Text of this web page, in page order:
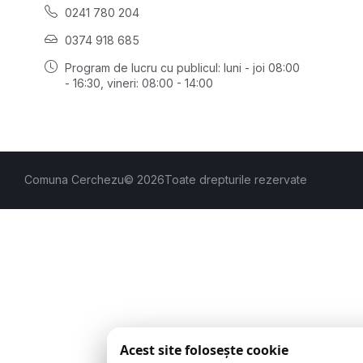
0241 780 204
0374 918 685
Program de lucru cu publicul: luni - joi 08:00
- 16:30 , vineri: 08:00 - 14:00
Comuna Cerchezu© 2026Toate drepturile rezervate
Acest site folosește cookie